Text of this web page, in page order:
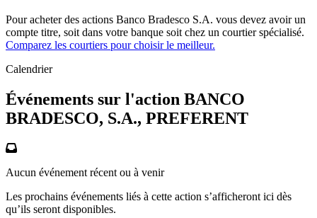
Pour acheter des actions Banco Bradesco S.A. vous devez avoir un
compte titre, soit dans votre banque soit chez un courtier spécialisé.
Comparez les courtiers pour choisir le meilleur.
Calendrier
Événements sur l'action BANCO
BRADESCO, S.A., PREFERENT
Aucun événement récent ou à venir
Les prochains événements liés à cette action s’afficheront ici dès
qu’ils seront disponibles.